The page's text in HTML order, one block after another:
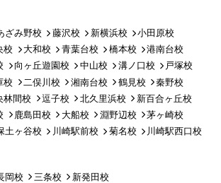
ざみ野校 藤沢校 新横浜校
小田原校
校 大和校 青葉台校 橋本校
港南台校
向ヶ丘遊園校 中山校 溝ノ口校
戸塚校
校 二俣川校 湘南台校 鶴見校
秦野校
林間校 逗子校 北久里浜校
新百合ヶ丘校
鹿島田校 大船校 淵野辺校
茅ヶ崎校
土ヶ谷校 川崎駅前校 菊名校 川崎駅西口校
岡校 三条校 新発田校